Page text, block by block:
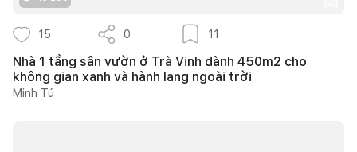
15 0 11
Nhà 1 tầng sân vườn ở Trà Vinh dành 450m2 cho
không gian xanh và hành lang ngoài trời
Minh Tú